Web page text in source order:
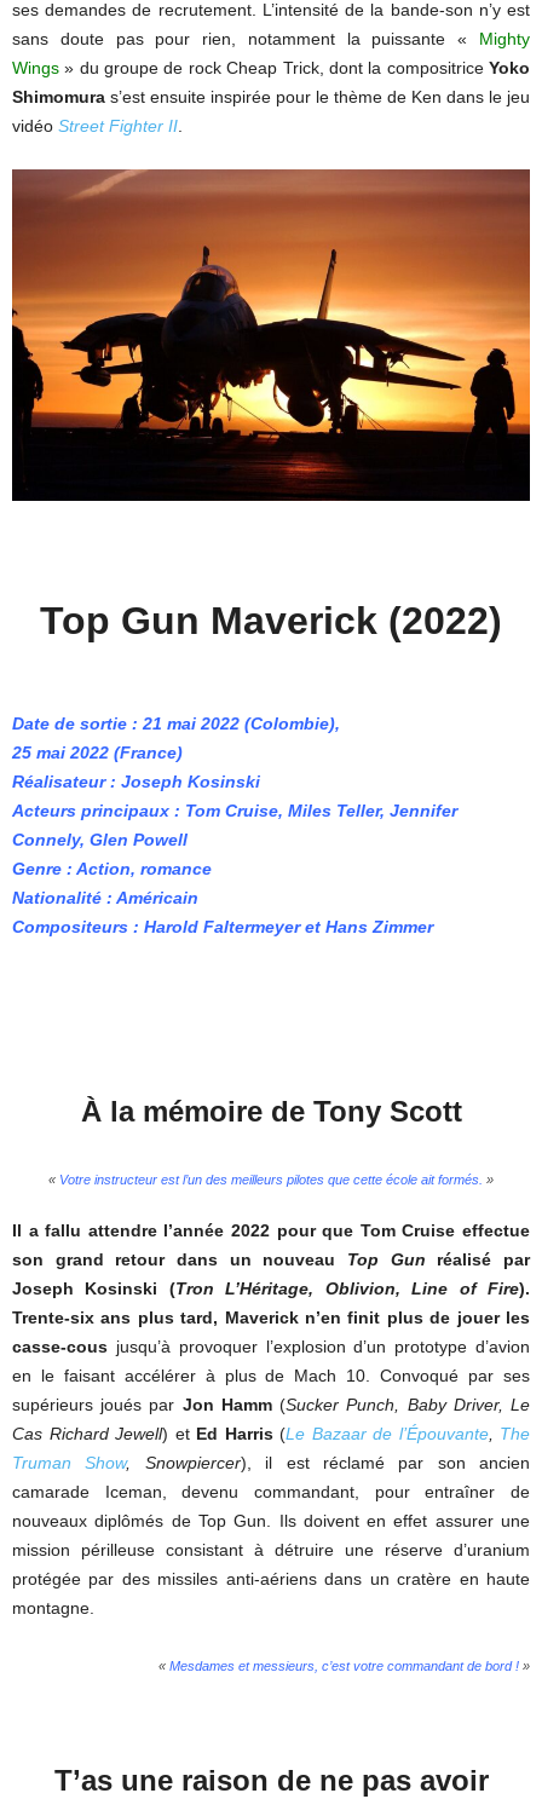
ses demandes de recrutement. L’intensité de la bande-son n’y est
sans doute pas pour rien, notamment la puissante « Mighty
Wings » du groupe de rock Cheap Trick, dont la compositrice Yoko
Shimomura s’est ensuite inspirée pour le thème de Ken dans le jeu
vidéo Street Fighter II
Top Gun Maverick (2022)
Date de sortie : 21 mai 2022 (Colombie),
25 mai 2022 (France)
Réalisateur : Joseph Kosinski
Acteurs principaux : Tom Cruise, Miles Teller, Jennifer
Connely, Glen Powell
Genre : Action, romance
Nationalité : Américain
Compositeurs : Harold Faltermeyer et Hans Zimmer
À la mémoire de Tony Scott
« Votre instructeur est l’un des meilleurs pilotes que cette école ait formés. »
Il a fallu attendre l’année 2022 pour que Tom Cruise effectue
son grand retour dans un nouveau Top Gun réalisé par
Joseph Kosinski (Tron L’Héritage, Oblivion, Line of Fire).
Trente-six ans plus tard, Maverick n’en finit plus de jouer les
casse-cous jusqu’à provoquer l’explosion d’un prototype d’avion
en le faisant accélérer à plus de Mach 10. Convoqué par ses
supérieurs joués par Jon Hamm(Sucker Punch, Baby Driver, Le
Cas Richard Jewell) et Ed Harris(Le Bazaar de l’Épouvante, The
Truman Show, Snowpiercer), il est réclamé par son ancien
camarade Iceman, devenu commandant, pour entraîner de
nouveaux diplômés de Top Gun. Ils doivent en effet assurer une
mission périlleuse consistant à détruire une réserve d’uranium
protégée par des missiles anti-aériens dans un cratère en haute
montagne.
« Mesdames et messieurs, c’est votre commandant de bord ! »
T’as une raison de ne pas avoir